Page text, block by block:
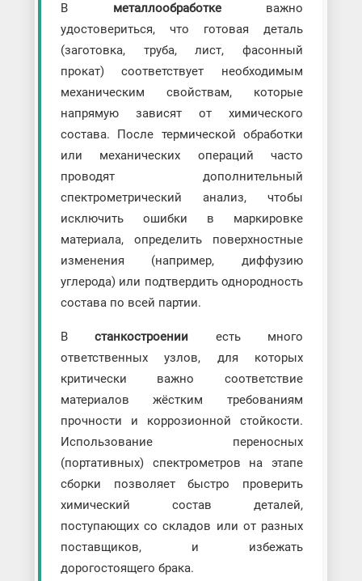
В металлообработке важно
удостовериться, что готовая деталь
(заготовка, труба, лист, фасонный
прокат) соответствует необходимым
механическим свойствам, которые
напрямую зависят от химического
состава. После термической обработки
или механических операций часто
проводят дополнительный
спектрометрический анализ, чтобы
исключить ошибки в маркировке
материала, определить поверхностные
изменения (например, диффузию
углерода) или подтвердить однородность
состава по всей партии.
Встанкостроении есть много
ответственных узлов, для которых
критически важно соответствие
материалов жёстким требованиям
прочности и коррозионной стойкости.
Использование переносных
(портативных) спектрометров на этапе
сборки позволяет быстро проверить
химический состав деталей,
поступающих со складов или от разных
поставщиков, и избежать
дорогостоящего брака.